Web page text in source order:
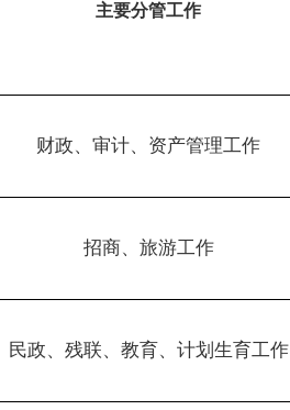
主要分管工作
财政、审计、资产管理工作
招商、旅游工作
民政、残联、教育、计划生育工作